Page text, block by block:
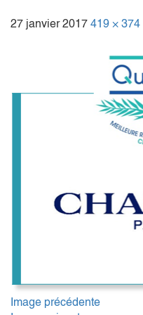
27 janvier 2017 419 × 374
Image précédente